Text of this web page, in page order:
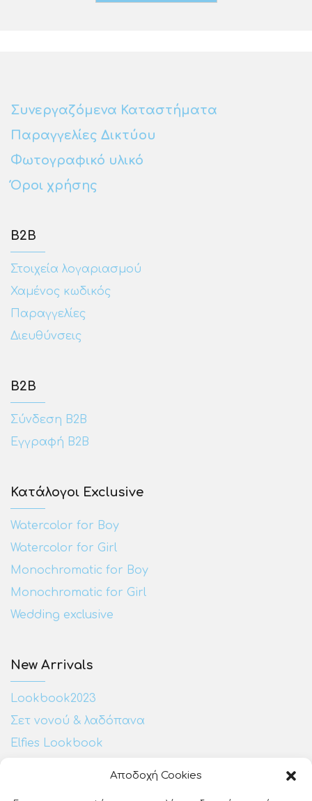
Αποδοχή Cookies
Συνεργαζόμενα Καταστήματα
Παραγγελίες Δικτύου
Φωτογραφικό υλικό
Όροι χρήσης
Β2Β
Στοιχεία λογαριασμού
Χαμένος κωδικός
Παραγγελίες
Διευθύνσεις
Β2Β
Σύνδεση Β2Β
Εγγραφή Β2Β
Κατάλογοι Exclusive
Watercolor for Boy
Watercolor for Girl
Monochromatic for Boy
Monochromatic for Girl
Wedding exclusive
New Arrivals
Lookbook2023
Σετ νονού & λαδόπανα
Elfies Lookbook